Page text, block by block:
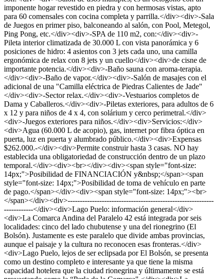
imponente hogar revestido en piedra y con hermosas vistas, apto
para 60 comensales con cocina completa y parrilla.</div><div>-Sala
de Juegos en primer piso, balconeando al salón, con Pool, Metegol,
Ping Pong, etc.</div><div>-SPA de 110 m2, con:</div><div>-
Pileta interior climatizada de 30.000 L con vista panorámica y 6
posiciones de hidro: 4 asientos con 3 jets cada uno, una camilla
ergonómica de relax con 8 jets y un cuello</div><div>de cisne de
importante potencia.</div><div>-Baño sauna con aroma-terapia.
</div><div>-Baño de vapor.</div><div>-Salón de masajes con el
adicional de una "Camilla eléctrica de Piedras Calientes de Jade"
</div><div>-Sector relax.</div><div>-Vestuarios completos de
Dama y Caballeros.</div><div>-Piletas exteriores, para adultos de 6
x 12 y para niños de 4 x 4, con solárium y cerco perimetral.</div>
<div>-Juegos exteriores para niños.</div><div>Servicios:</div>
<div>Agua (60.000 L de acopio), gas, internet por fibra óptica en
puerta, luz en puerta y alumbrado público.</div><div>Expensas
$262.000.-</div><div>Permite construir hasta 3 casas. NO hay
establecida una obligatoriedad de construcción dentro de un plazo
temporal.</div><div><br></div><div><span style="font-size:
14px;">Posibilidad de FINANCIACIÓN y&nbsp;</span><span
style="font-size: 14px;">Posibilidad de toma de vehículo en parte
de pago.</span></div><div><span style="font-size: 14px;"><br>
</span></div><div>------------------------------------------------------------
------------</div><div>Lago Puelo: información general</div>
<div>La Comarca Andina del Paralelo 42 está integrada por seis
localidades: cinco del lado chubutense y una del rionegrino (El
Bolsón). Justamente es este paralelo que divide ambas provincias,
aunque el paisaje y la cultura no reconocen esas fronteras.</div>
<div>Lago Puelo, lejos de ser eclipsada por El Bolsón, se presenta
como un destino completo e interesante ya que tiene la misma
capacidad hotelera que la ciudad rionegrina y últimamente se está